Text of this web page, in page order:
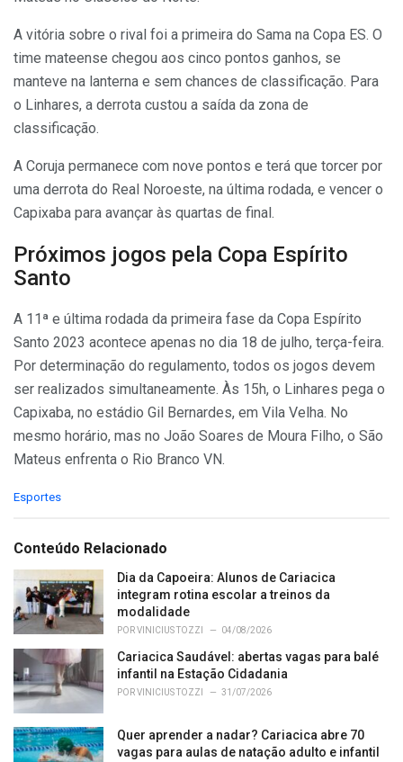
A vitória sobre o rival foi a primeira do Sama na Copa ES. O
time mateense chegou aos cinco pontos ganhos, se
manteve na lanterna e sem chances de classificação. Para
o Linhares, a derrota custou a saída da zona de
classificação.
A Coruja permanece com nove pontos e terá que torcer por
uma derrota do Real Noroeste, na última rodada, e vencer o
Capixaba para avançar às quartas de final.
Próximos jogos pela Copa Espírito
Santo
A 11ª e última rodada da primeira fase da Copa Espírito
Santo 2023 acontece apenas no dia 18 de julho, terça-feira.
Por determinação do regulamento, todos os jogos devem
ser realizados simultaneamente. Às 15h, o Linhares pega o
Capixaba, no estádio Gil Bernardes, em Vila Velha. No
mesmo horário, mas no João Soares de Moura Filho, o São
Mateus enfrenta o Rio Branco VN.
C
e
o
r
i
e
Esportes
Conteúdo Relacionado
Dia da Capoeira: Alunos de Cariacica
integram rotina escolar a treinos da
modalidade
PORVINICIUS TOZZI 04/08/2026
Cariacica Saudável: abertas vagas para balé
infantil na Estação Cidadania
PORVINICIUS TOZZI 31/07/2026
Quer aprender a nadar? Cariacica abre 70
vagas para aulas de natação adulto e infantil